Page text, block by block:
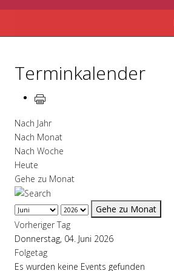
Terminkalender
Nach Jahr
Nach Monat
Nach Woche
Heute
Gehe zu Monat
Gehe zu Monat
Vorheriger Tag
Donnerstag, 04. Juni 2026
Folgetag
Es wurden keine Events gefunden